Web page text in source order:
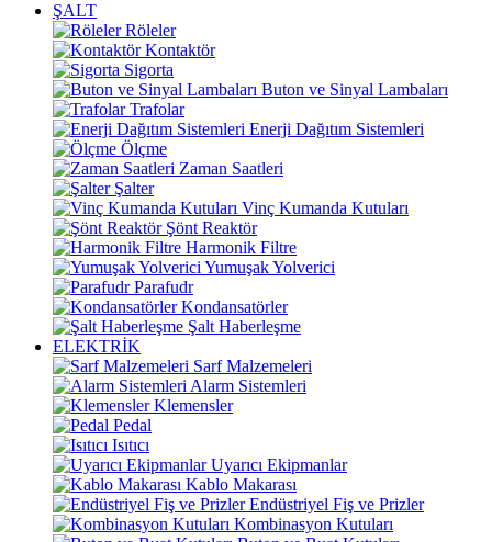
ŞALT
Röleler
Kontaktör
Sigorta
Buton ve Sinyal Lambaları
Trafolar
Enerji Dağıtım Sistemleri
Ölçme
Zaman Saatleri
Şalter
Vinç Kumanda Kutuları
Şönt Reaktör
Harmonik Filtre
Yumuşak Yolverici
Parafudr
Kondansatörler
Şalt Haberleşme
ELEKTRİK
Sarf Malzemeleri
Alarm Sistemleri
Klemensler
Pedal
Isıtıcı
Uyarıcı Ekipmanlar
Kablo Makarası
Endüstriyel Fiş ve Prizler
Kombinasyon Kutuları